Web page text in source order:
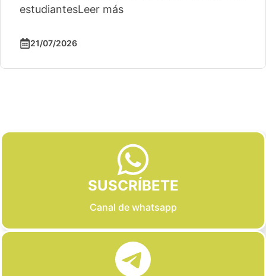
estudiantesLeer más
21/07/2026
SUSCRÍBETE
Canal de whatsapp